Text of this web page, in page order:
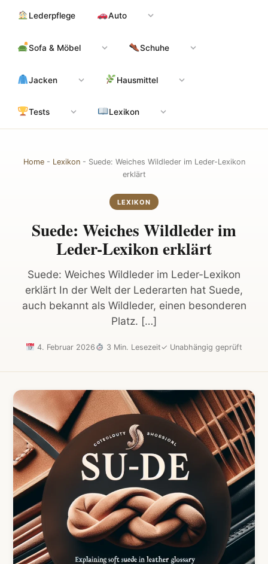
Inhalt
Lederpflege Auto
Sofa & Möbel Schuhe
Jacken Hausmittel
Tests Lexikon
Home- Lexikon- Suede: Weiches Wildleder im Leder-Lexikon
erklärt
LEXIKON
Suede: Weiches Wildleder im
Leder-Lexikon erklärt
Suede: Weiches Wildleder im Leder-Lexikon
erklärt In der Welt der Lederarten hat Suede,
auch bekannt als Wildleder, einen besonderen
Platz. […]
4. Februar 2026 3 Min. Lesezeit✓ Unabhängig geprüft